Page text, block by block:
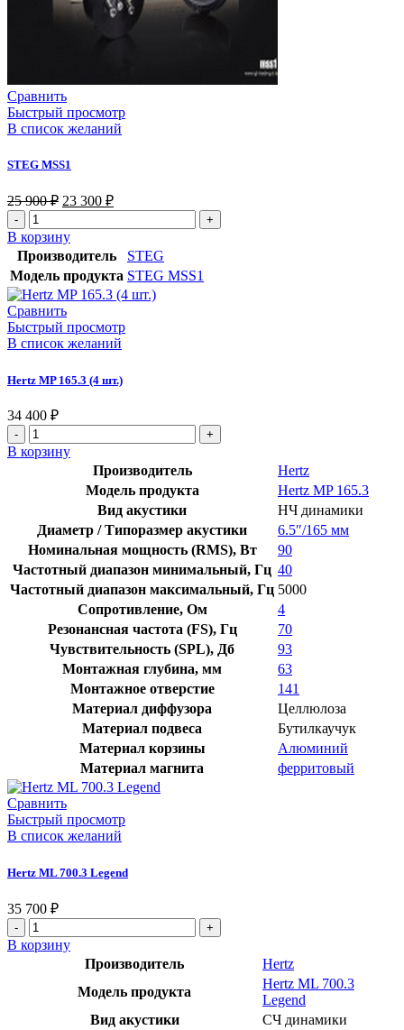
Сравнить
Быстрый просмотр
В список желаний
STEG MSS1
25 900₽ 23 300 ₽
В корзину
Производитель
STEG
Модель продукта STEG MSS1
Сравнить
Быстрый просмотр
В список желаний
Hertz MP 165.3 (4 шт.)
34 400 ₽
В корзину
Производитель
Hertz
Модель продукта
Hertz MP 165.3
Вид акустики
НЧ динамики
Диаметр / Типоразмер акустики
6.5″/165 мм
Номинальная мощность (RMS), Вт
90
Частотный диапазон минимальный, Гц 40
Частотный диапазон максимальный, Гц 5000
Сопротивление, Ом
4
Резонансная частота (FS), Гц
70
Чувствительность (SPL), Дб
93
Монтажная глубина, мм
63
Монтажное отверстие
141
Материал диффузора
Целлюлоза
Материал подвеса
Бутилкаучук
Материал корзины
Алюминий
Материал магнита
ферритовый
Сравнить
Быстрый просмотр
В список желаний
Hertz ML 700.3 Legend
35 700 ₽
В корзину
Производитель
Hertz
Модель продукта
Hertz ML 700.3
Legend
Вид акустики
СЧ динамики